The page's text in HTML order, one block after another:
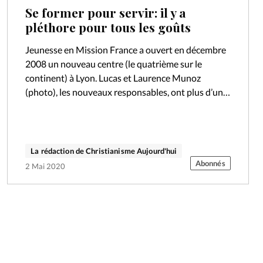
Se former pour servir: il y a
pléthore pour tous les goûts
Jeunesse en Mission France a ouvert en décembre
2008 un nouveau centre (le quatrième sur le
continent) à Lyon. Lucas et Laurence Munoz
(photo), les nouveaux responsables, ont plus d’un
La rédaction de Christianisme Aujourd'hui
2 Mai 2020
Abonnés